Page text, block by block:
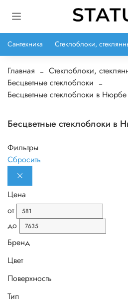
Сантехника Стеклоблоки,
Главная
Стеклоблоки,
Бесцветные стеклоблоки
Бесцветные стеклоблоки в Нюрбе
Бесцветные стеклоблоки в
Фильтры
Сбросить
Цена
от
до
Бренд
Цвет
Поверхность
Тип